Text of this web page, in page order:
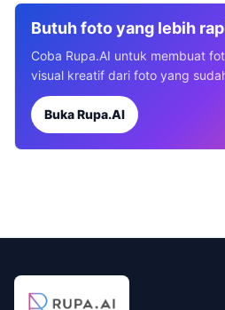
Butuh foto yang lebih
Coba Rupa.AI untuk membuat
visual kreatif dari foto yang
Buka Rupa.AI